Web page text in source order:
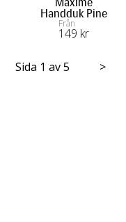
Handduk Pine
Från
149 kr
Sida 1 av 5 >